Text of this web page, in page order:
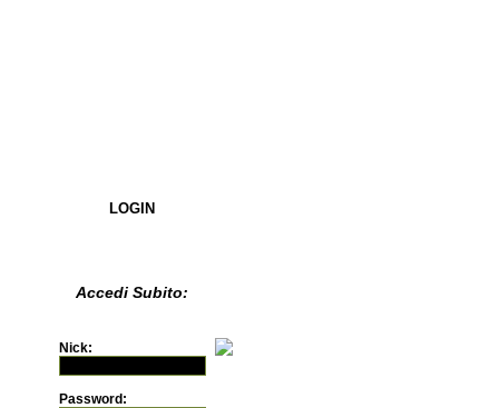
LOGIN
Accedi Subito:
Nick:
Password: